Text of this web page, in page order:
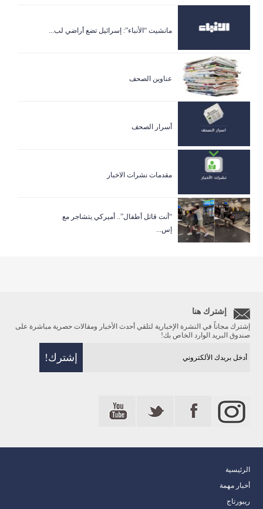
مانشيت “الأنباء”: إسرائيل تضع أراضي لب...
عناوين الصحف
أسرار الصحف
مقدمات نشرات الاخبار
“أنت قاتل أطفال”.. أميركي يتشاجر مع
إس...
إشترك هنا
إشترك مجاناً في النشرة الإخبارية لتلقي أحدث الأخبار ومقالات حصرية مباشرة على
صندوق البريد الوارد الخاص بك!
الرئيسية
أخبار مهمة
ريبورتاج